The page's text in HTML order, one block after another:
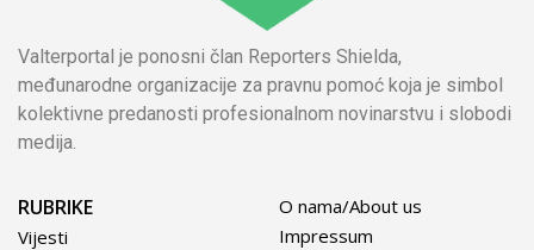
Valterportal je ponosni član Reporters Shielda,
međunarodne organizacije za pravnu pomoć koja je simbol
kolektivne predanosti profesionalnom novinarstvu i slobodi
medija.
RUBRIKE
Vijesti
O nama/About us
Impressum